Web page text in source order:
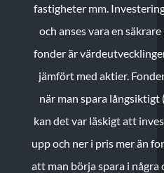
fastigheter mm.
och anses vara en
fonder är
jämfört med aktier.
när man spara långsiktigt
kan det var läskigt att
upp och ner i pris mer än
att man börja spara i